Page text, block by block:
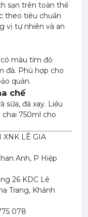
sạn trên toàn thế
theo tiêu chuẩn
vị tự nhiên và an
màu tím đỏ
đà. Phù hợp cho
quản.
chế
sữa, đá xay. Liều
chai 750ml cho
XNK LÊ GIA
Anh, P Hiệp
26 KDC Lê
Trang, Khánh
078